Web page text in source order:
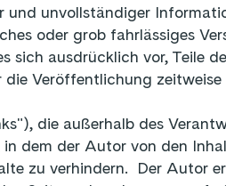
unvollständiger
oder grob fahrlässiges
ausdrücklich vor, Teile
Veröffentlichung
die außerhalb des
dem der Autor von den
zu verhindern. Der Autor